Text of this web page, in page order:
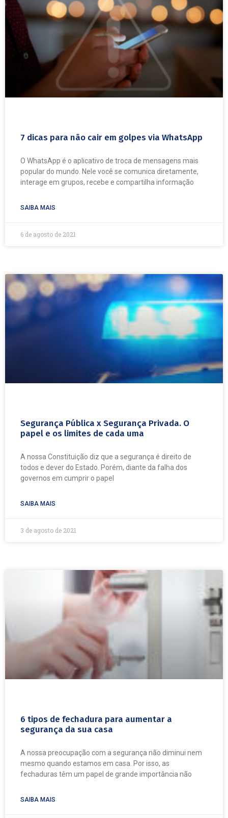
7 dicas para não cair em golpes via WhatsApp
O WhatsApp é o aplicativo de troca de mensagens mais
popular do mundo. Nele você se comunica diretamente,
interage em grupos, recebe e compartilha informação
SAIBA MAIS
6 de agosto de 2021
Segurança Pública x Segurança Privada. O
papel e os limites de cada uma
A nossa Constituição diz que a segurança é direito de
todos e dever do Estado. Porém, diante da falha dos
governos em cumprir o papel
SAIBA MAIS
3 de agosto de 2021
6 tipos de fechadura para aumentar a
segurança da sua casa
A nossa preocupação com a segurança não diminui nem
mesmo quando estamos em casa. Por isso, as
fechaduras têm um papel de grande importância não
SAIBA MAIS